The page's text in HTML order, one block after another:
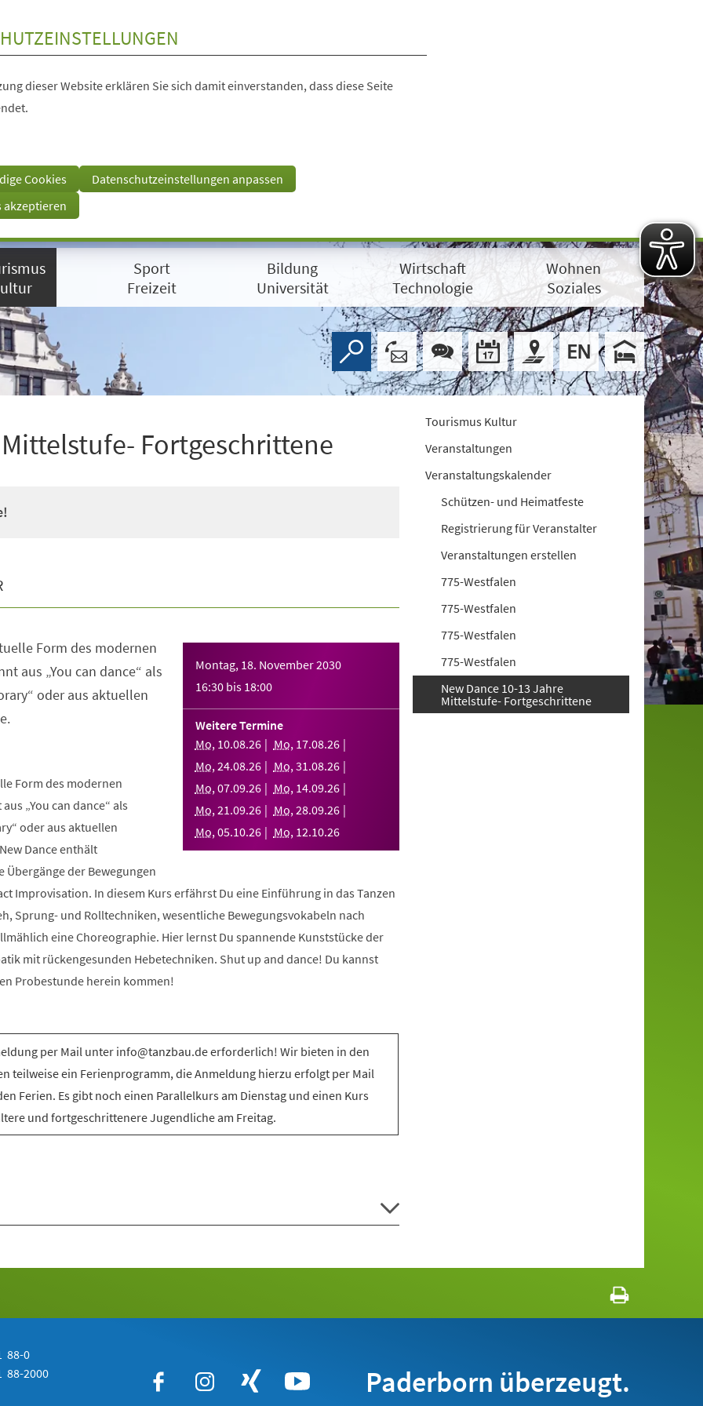
dieser Website erklären Sie sich damit einverstanden, dass diese Seite
Cookies
Datenschutzeinstellungen anpassen
akzeptieren
Sport
Freizeit
Bildung
Universität
Wirtschaft
Technologie
Wohnen
Soziales
Fortgeschrittene
Montag, 18. November 2030
16:30 bis 18:00
Weitere Termine
Mo, 10.08.26 Mo, 17.08.26
Mo,24.08.26 Mo,31.08.26
Mo,07.09.26 Mo, 14.09.26
Mo,21.09.26 Mo,28.09.26
Mo,05.10.26 Mo, 12.10.26
Form des modernen
aus „You can dance“ als
oder aus aktuellen
Form des modernen
„You can dance“ als
oder aus aktuellen
Dance enthält
der Bewegungen
Improvisation. In diesem Kurs erfährst Du eine Einführung in das Tanzen
Sprung- und Rolltechniken, wesentliche Bewegungsvokabeln nach
eine Choreographie. Hier lernst Du spannende Kunststücke der
mit rückengesunden Hebetechniken. Shut up and dance! Du kannst
Probestunde herein kommen!
per Mail unter info@tanzbau.de erforderlich! Wir bieten in den
teilweise ein Ferienprogramm, die Anmeldung hierzu erfolgt per Mail
Ferien. Es gibt noch einen Parallelkurs am Dienstag und einen Kurs
und fortgeschrittenere Jugendliche am Freitag.
Tourismus Kultur
Veranstaltungen
Veranstaltungskalender
Schützen- und Heimatfeste
Registrierung für Veranstalter
Veranstaltungen erstellen
775-Westfalen
775-Westfalen
775-Westfalen
775-Westfalen
New Dance 10-13 Jahre
Mittelstufe- Fortgeschrittene
88-0
88-2000 Paderborn überzeugt.